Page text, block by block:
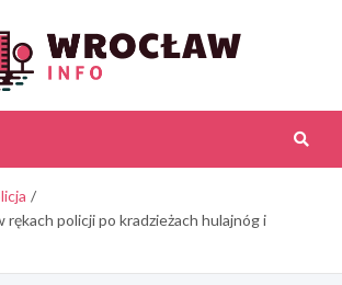
rękach policji po kradzieżach hulajnóg i